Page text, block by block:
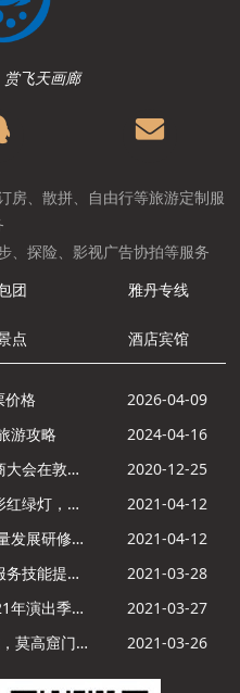
赏飞天画廊
房、散拼、自由行等旅游定制服
、探险、影视广告协拍等服务
团 雅丹专线
点 酒店宾馆
价格
2026-04-09
游攻略
2024-04-16
敦煌市旅行社协会首届西北供应商大会在敦煌召开
2020-12-25
鸣沙山月牙泉景区：首次使用驼形红绿灯，骆驼“看驼灯绿了”走起来
2021-04-12
酒泉市2021年文化旅游行业高质量发展研修提升培训班敦煌分训点开班
2021-04-12
敦煌市文化旅游行业职业道德和服务技能提升导游专项培训成功举办
2021-03-28
关于大型情景剧《丝路花雨》2021年演出季开演的通知
2021-03-27
4月起，敦煌市进入夏季旅游模式，莫高窟门票价格调整
2021-03-26